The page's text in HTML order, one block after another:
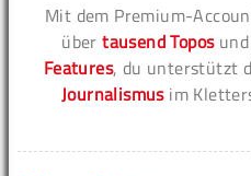
Mit dem Premium-
übertausend Toposund
Features, du unterstützt
Journalismusim